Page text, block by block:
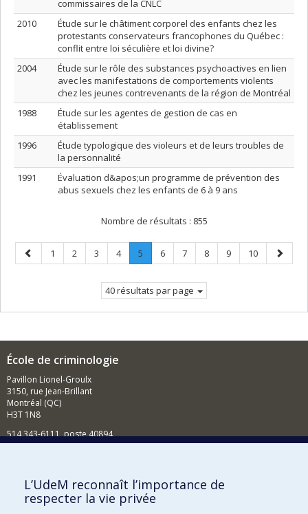
commissaires de la CNLC
2010
Étude sur le châtiment corporel des enfants chez les
protestants conservateurs francophones du Québec :
conflit entre loi séculière et loi divine?
2004
Étude sur le rôle des substances psychoactives en lien
avec les manifestations de comportements violents
chez les jeunes contrevenants de la région de Montréal
1988
Étude sur les agentes de gestion de cas en
établissement
1996
Étude typologique des violeurs et de leurs troubles de
la personnalité
1991
Évaluation d&apos;un programme de prévention des
abus sexuels chez les enfants de 6 à 9 ans
Nombre de résultats : 855
Page
précédente
Page
1 Page
2 Page
3 Page
4 Page
5
Page
Page
6 Page
7 Page
8 Page
9 Page
10
Page
40 résultats par page
École de criminologie
Pavillon Lionel-Groulx
3150, rue Jean-Brillant
Montréal (QC)
H3T 1N8
514 343-6111, poste 40894
Comment soutenir l'École?
BESOIN D'AIDE?
L’UdeM reconnaît l’importance de
respecter la vie privée